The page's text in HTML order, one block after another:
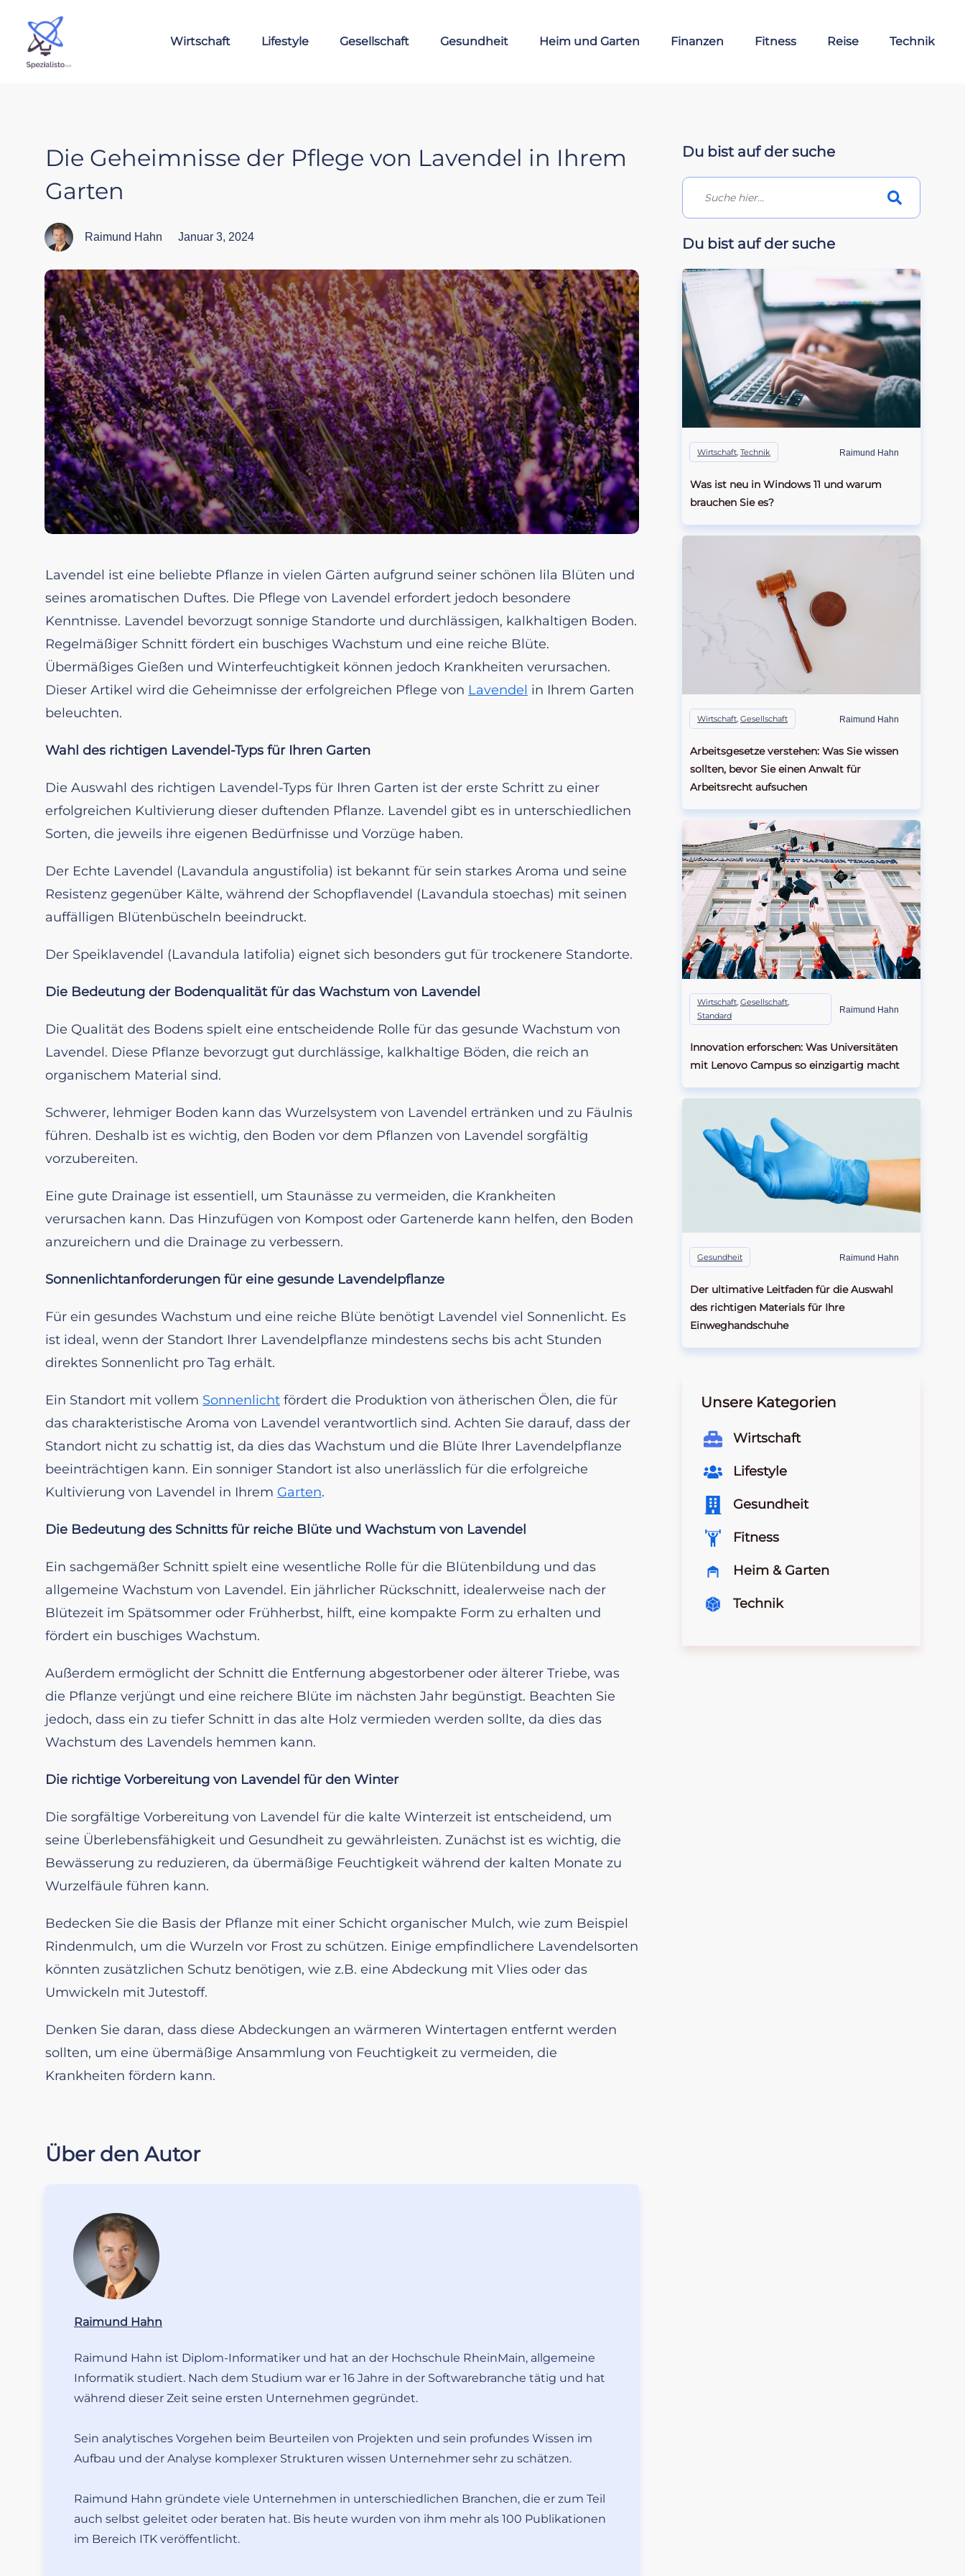
Wirtschaft Lifestyle Gesellschaft Gesundheit Heim und Garten Finanzen Fitness Reise Technik
Die Geheimnisse der Pflege von Lavendel in Ihrem
Garten
Raimund Hahn Januar 3, 2024
Lavendel ist eine beliebte Pflanze in vielen Gärten aufgrund seiner schönen lila Blüten und
seines aromatischen Duftes. Die Pflege von Lavendel erfordert jedoch besondere
Kenntnisse. Lavendel bevorzugt sonnige Standorte und durchlässigen, kalkhaltigen Boden.
Regelmäßiger Schnitt fördert ein buschiges Wachstum und eine reiche Blüte.
Übermäßiges Gießen und Winterfeuchtigkeit können jedoch Krankheiten verursachen.
Dieser Artikel wird die Geheimnisse der erfolgreichen Pflege von Lavendel in Ihrem Garten
beleuchten.
Wahl des richtigen Lavendel-Typs für Ihren Garten
Die Auswahl des richtigen Lavendel-Typs für Ihren Garten ist der erste Schritt zu einer
erfolgreichen Kultivierung dieser duftenden Pflanze. Lavendel gibt es in unterschiedlichen
Sorten, die jeweils ihre eigenen Bedürfnisse und Vorzüge haben.
Der Echte Lavendel (Lavandula angustifolia) ist bekannt für sein starkes Aroma und seine
Resistenz gegenüber Kälte, während der Schopflavendel (Lavandula stoechas) mit seinen
auffälligen Blütenbüscheln beeindruckt.
Der Speiklavendel (Lavandula latifolia) eignet sich besonders gut für trockenere Standorte.
Die Bedeutung der Bodenqualität für das Wachstum von Lavendel
Die Qualität des Bodens spielt eine entscheidende Rolle für das gesunde Wachstum von
Lavendel. Diese Pflanze bevorzugt gut durchlässige, kalkhaltige Böden, die reich an
organischem Material sind.
Schwerer, lehmiger Boden kann das Wurzelsystem von Lavendel ertränken und zu Fäulnis
führen. Deshalb ist es wichtig, den Boden vor dem Pflanzen von Lavendel sorgfältig
vorzubereiten.
Eine gute Drainage ist essentiell, um Staunässe zu vermeiden, die Krankheiten
verursachen kann. Das Hinzufügen von Kompost oder Gartenerde kann helfen, den Boden
anzureichern und die Drainage zu verbessern.
Sonnenlichtanforderungen für eine gesunde Lavendelpflanze
Für ein gesundes Wachstum und eine reiche Blüte benötigt Lavendel viel Sonnenlicht. Es
ist ideal, wenn der Standort Ihrer Lavendelpflanze mindestens sechs bis acht Stunden
direktes Sonnenlicht pro Tag erhält.
Ein Standort mit vollem Sonnenlicht fördert die Produktion von ätherischen Ölen, die für
das charakteristische Aroma von Lavendel verantwortlich sind. Achten Sie darauf, dass der
Standort nicht zu schattig ist, da dies das Wachstum und die Blüte Ihrer Lavendelpflanze
beeinträchtigen kann. Ein sonniger Standort ist also unerlässlich für die erfolgreiche
Kultivierung von Lavendel in Ihrem Garten.
Die Bedeutung des Schnitts für reiche Blüte und Wachstum von Lavendel
Ein sachgemäßer Schnitt spielt eine wesentliche Rolle für die Blütenbildung und das
allgemeine Wachstum von Lavendel. Ein jährlicher Rückschnitt, idealerweise nach der
Blütezeit im Spätsommer oder Frühherbst, hilft, eine kompakte Form zu erhalten und
fördert ein buschiges Wachstum.
Außerdem ermöglicht der Schnitt die Entfernung abgestorbener oder älterer Triebe, was
die Pflanze verjüngt und eine reichere Blüte im nächsten Jahr begünstigt. Beachten Sie
jedoch, dass ein zu tiefer Schnitt in das alte Holz vermieden werden sollte, da dies das
Wachstum des Lavendels hemmen kann.
Die richtige Vorbereitung von Lavendel für den Winter
Die sorgfältige Vorbereitung von Lavendel für die kalte Winterzeit ist entscheidend, um
seine Überlebensfähigkeit und Gesundheit zu gewährleisten. Zunächst ist es wichtig, die
Bewässerung zu reduzieren, da übermäßige Feuchtigkeit während der kalten Monate zu
Wurzelfäule führen kann.
Bedecken Sie die Basis der Pflanze mit einer Schicht organischer Mulch, wie zum Beispiel
Rindenmulch, um die Wurzeln vor Frost zu schützen. Einige empfindlichere Lavendelsorten
könnten zusätzlichen Schutz benötigen, wie z.B. eine Abdeckung mit Vlies oder das
Umwickeln mit Jutestoff.
Denken Sie daran, dass diese Abdeckungen an wärmeren Wintertagen entfernt werden
sollten, um eine übermäßige Ansammlung von Feuchtigkeit zu vermeiden, die
Krankheiten fördern kann.
Über den Autor
Raimund Hahn
Raimund Hahn ist Diplom-Informatiker und hat an der Hochschule RheinMain, allgemeine
Informatik studiert. Nach dem Studium war er 16 Jahre in der Softwarebranche tätig und hat
während dieser Zeit seine ersten Unternehmen gegründet.
Sein analytisches Vorgehen beim Beurteilen von Projekten und sein profundes Wissen im
Aufbau und der Analyse komplexer Strukturen wissen Unternehmer sehr zu schätzen.
Raimund Hahn gründete viele Unternehmen in unterschiedlichen Branchen, die er zum Teil
auch selbst geleitet oder beraten hat. Bis heute wurden von ihm mehr als 100 Publikationen
im Bereich ITK veröffentlicht.
Du bist auf der suche
Du bist auf der suche
Wirtschaft Technik Raimund Hahn
Was ist neu in Windows 11 und warum
brauchen Sie es?
Wirtschaft, Gesellschaft Raimund Hahn
Arbeitsgesetze verstehen: Was Sie wissen
sollten, bevor Sie einen Anwalt für
Arbeitsrecht aufsuchen
Wirtschaft, Gesellschaft,
Standard
Raimund Hahn
Innovation erforschen: Was Universitäten
mit Lenovo Campus so einzigartig macht
Gesundheit Raimund Hahn
Der ultimative Leitfaden für die Auswahl
des richtigen Materials für Ihre
Einweghandschuhe
Unsere Kategorien
Wirtschaft
Lifestyle
Gesundheit
Fitness
Heim & Garten
Technik